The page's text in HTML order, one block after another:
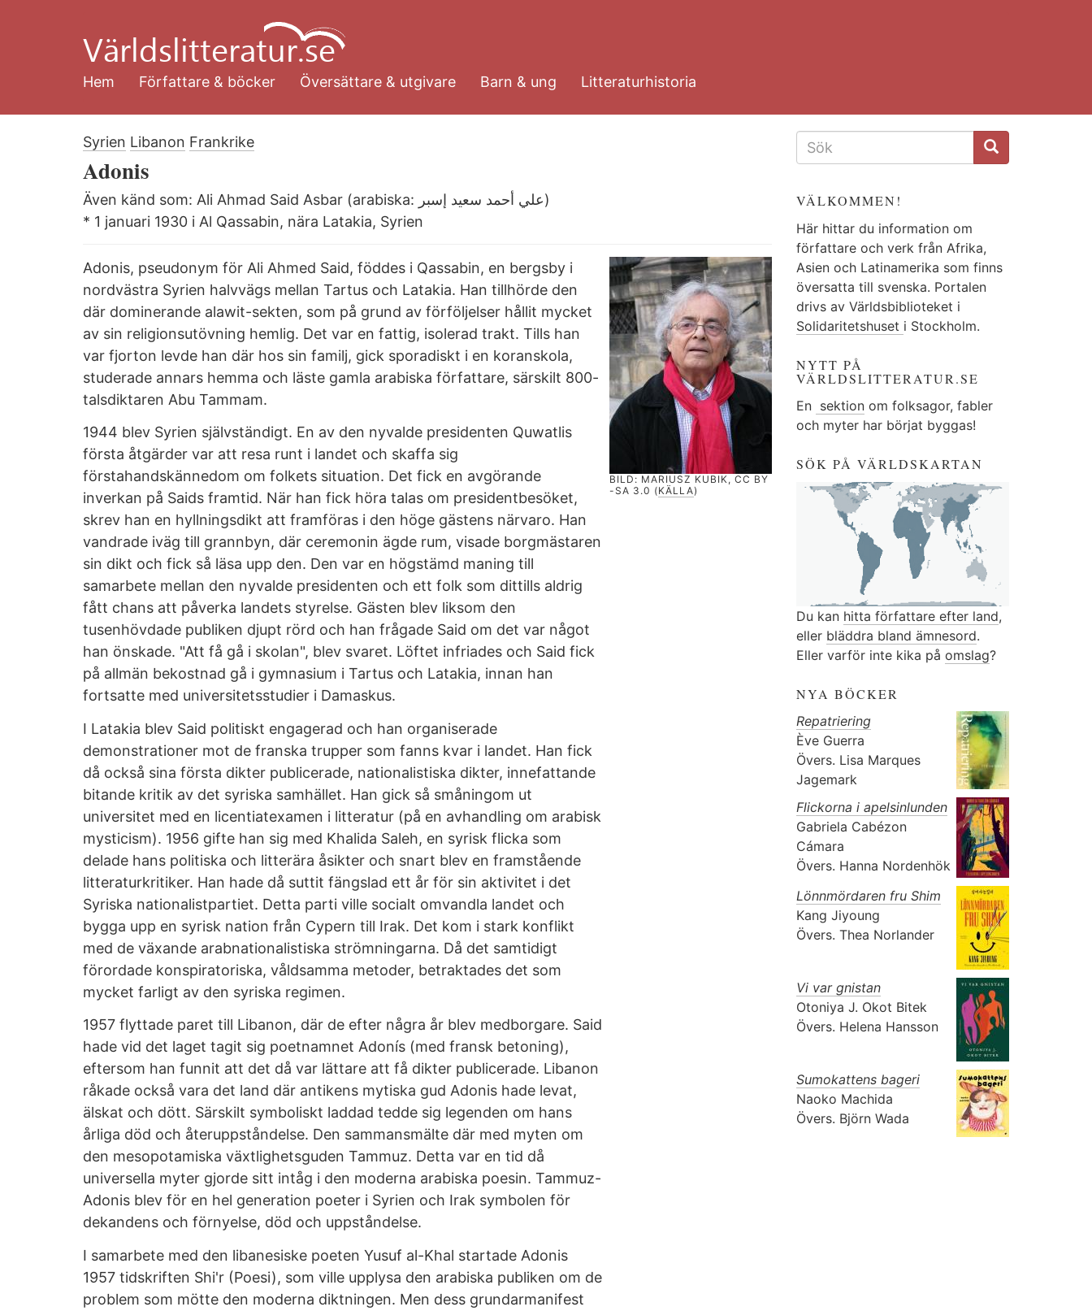
huvudinnehåll
Hem
Författare & böcker Översättare & utgivare Barn & ung Litteraturhistoria
Syrien Libanon Frankrike
Adonis
Även känd som: Ali Ahmad Said Asbar (arabiska: علي أحمد سعيد إسبر‎)
* 1 januari 1930 i Al Qassabin, nära Latakia, Syrien
BILD: MARIUSZ KUBIK, CC BY
-SA 3.0 (KÄLLA)
Adonis, pseudonym för Ali Ahmed Said, föddes i Qassabin, en bergsby i
nordvästra Syrien halvvägs mellan Tartus och Latakia. Han tillhörde den
där dominerande alawit-sekten, som på grund av förföljelser hållit mycket
av sin religionsutövning hemlig. Det var en fattig, isolerad trakt. Tills han
var fjorton levde han där hos sin familj, gick sporadiskt i en koranskola,
studerade annars hemma och läste gamla arabiska författare, särskilt 800-
talsdiktaren Abu Tammam.
1944 blev Syrien självständigt. En av den nyvalde presidenten Quwatlis
första åtgärder var att resa runt i landet och skaffa sig
förstahandskännedom om folkets situation. Det fick en avgörande
inverkan på Saids framtid. När han fick höra talas om presidentbesöket,
skrev han en hyllningsdikt att framföras i den höge gästens närvaro. Han
vandrade iväg till grannbyn, där ceremonin ägde rum, visade borgmästaren
sin dikt och fick så läsa upp den. Den var en högstämd maning till
samarbete mellan den nyvalde presidenten och ett folk som dittills aldrig
fått chans att påverka landets styrelse. Gästen blev liksom den
tusenhövdade publiken djupt rörd och han frågade Said om det var något
han önskade. "Att få gå i skolan", blev svaret. Löftet infriades och Said fick
på allmän bekostnad gå i gymnasium i Tartus och Latakia, innan han
fortsatte med universitetsstudier i Damaskus.
I Latakia blev Said politiskt engagerad och han organiserade
demonstrationer mot de franska trupper som fanns kvar i landet. Han fick
då också sina första dikter publicerade, nationalistiska dikter, innefattande
bitande kritik av det syriska samhället. Han gick så småningom ut
universitet med en licentiatexamen i litteratur (på en avhandling om arabisk
mysticism). 1956 gifte han sig med Khalida Saleh, en syrisk flicka som
delade hans politiska och litterära åsikter och snart blev en framstående
litteraturkritiker. Han hade då suttit fängslad ett år för sin aktivitet i det
Syriska nationalistpartiet. Detta parti ville socialt omvandla landet och
bygga upp en syrisk nation från Cypern till Irak. Det kom i stark konflikt
med de växande arabnationalistiska strömningarna. Då det samtidigt
förordade konspiratoriska, våldsamma metoder, betraktades det som
mycket farligt av den syriska regimen.
1957 flyttade paret till Libanon, där de efter några år blev medborgare. Said
hade vid det laget tagit sig poetnamnet Adonís (med fransk betoning),
eftersom han funnit att det då var lättare att få dikter publicerade. Libanon
råkade också vara det land där antikens mytiska gud Adonis hade levat,
älskat och dött. Särskilt symboliskt laddad tedde sig legenden om hans
årliga död och återuppståndelse. Den sammansmälte där med myten om
den mesopotamiska växtlighetsguden Tammuz. Detta var en tid då
universella myter gjorde sitt intåg i den moderna arabiska poesin. Tammuz-
Adonis blev för en hel generation poeter i Syrien och Irak symbolen för
dekandens och förnyelse, död och uppståndelse.
I samarbete med den libanesiske poeten Yusuf al-Khal startade Adonis
1957 tidskriften Shi'r (Poesi), som ville upplysa den arabiska publiken om de
problem som mötte den moderna diktningen. Men dess grundarmanifest
SÖKFORMULÄR
VÄLKOMMEN!
Här hittar du information om
författare och verk från Afrika,
Asien och Latinamerika som finns
översatta till svenska. Portalen
drivs av Världsbiblioteket i
Solidaritetshuset i Stockholm.
NYTT PÅ
VÄRLDSLITTERATUR.SE
En sektionom folksagor, fabler
och myter har börjat byggas!
SÖK PÅ VÄRLDSKARTAN
Du kan hitta författare efter land,
eller bläddra bland ämnesord.
Eller varför inte kika på omslag?
NYA BÖCKER
Repatriering
Ève Guerra
Övers. Lisa Marques
Jagemark
Flickorna i apelsinlunden
Gabriela Cabézon
Cámara
Övers. Hanna Nordenhök
Lönnmördaren fru Shim
Kang Jiyoung
Övers. Thea Norlander
Vi var gnistan
Otoniya J. Okot Bitek
Övers. Helena Hansson
Sumokattens bageri
Naoko Machida
Övers. Björn Wada